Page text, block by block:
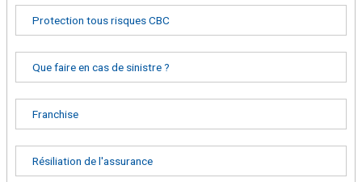
Protection tous risques CBC
Que faire en cas de sinistre ?
Franchise
Résiliation de l'assurance